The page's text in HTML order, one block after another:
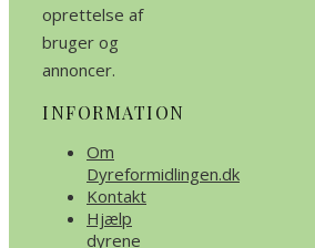
oprettelse af
bruger og
annoncer.
INFORMATION
Om
Dyreformidlingen.dk
Kontakt
Hjælp
dyrene